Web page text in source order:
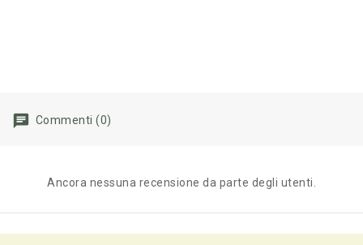
Commenti (0)
Ancora nessuna recensione da parte degli utenti.